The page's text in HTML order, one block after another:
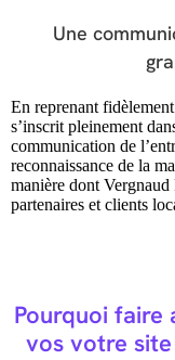
Une
En reprenant
s’inscrit pleinement
communication de
reconnaissance de la
manière dont Vergnaud
partenaires et clients
Pourquoi faire
vos votre